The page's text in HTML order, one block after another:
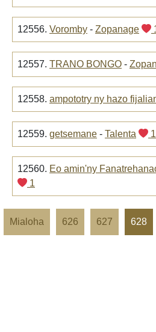
12556. Voromby - Zopanage
12557. TRANO BONGO -
12558. ampototry ny hazo
12559. getsemane - Talenta 1
12560. Eo amin'ny
1
Mialoha 626 627 628